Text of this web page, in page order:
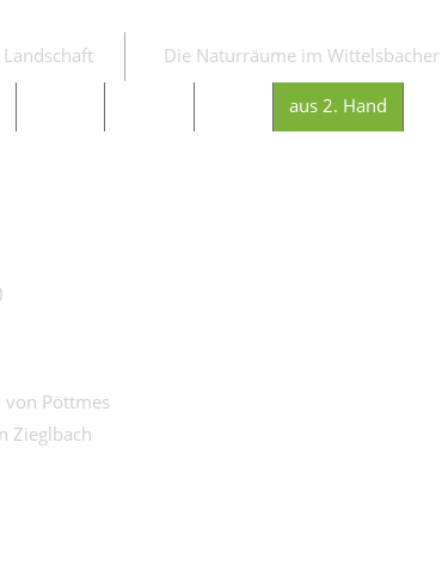
Die Naturräume im
aus 2. Hand
Pöttmes
Zieglbach